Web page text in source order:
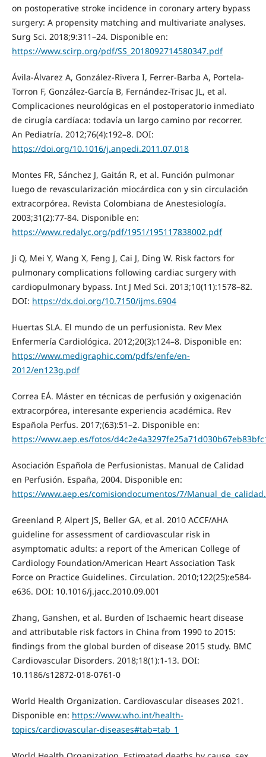
on postoperative stroke incidence in coronary artery bypass
surgery: A propensity matching and multivariate analyses.
Surg Sci. 2018;9:311–24. Disponible en:
https://www.scirp.org/pdf/SS_2018092714580347.pdf
Ávila-Álvarez A, González-Rivera I, Ferrer-Barba A, Portela-
Torron F, González-García B, Fernández-Trisac JL, et al.
Complicaciones neurológicas en el postoperatorio inmediato
de cirugía cardíaca: todavía un largo camino por recorrer.
An Pediatría. 2012;76(4):192–8. DOI:
https://doi.org/10.1016/j.anpedi.2011.07.018
Montes FR, Sánchez J, Gaitán R, et al. Función pulmonar
luego de revascularización miocárdica con y sin circulación
extracorpórea. Revista Colombiana de Anestesiología.
2003;31(2):77-84. Disponible en:
https://www.redalyc.org/pdf/1951/195117838002.pdf
Ji Q, Mei Y, Wang X, Feng J, Cai J, Ding W. Risk factors for
pulmonary complications following cardiac surgery with
cardiopulmonary bypass. Int J Med Sci. 2013;10(11):1578–82.
DOI: https://dx.doi.org/10.7150/ijms.6904
Huertas SLA. El mundo de un perfusionista. Rev Mex
Enfermería Cardiológica. 2012;20(3):124–8. Disponible en:
https://www.medigraphic.com/pdfs/enfe/en-
2012/en123g.pdf
Correa EÁ. Máster en técnicas de perfusión y oxigenación
extracorpórea, interesante experiencia académica. Rev
Española Perfus. 2017;(63):51–2. Disponible en:
https://www.aep.es/fotos/
Asociación Española de Perfusionistas. Manual de Calidad
en Perfusión. España, 2004. Disponible en:
https://www.aep.es/comisiondocumentos/7/
Greenland P, Alpert JS, Beller GA, et al. 2010 ACCF/AHA
guideline for assessment of cardiovascular risk in
asymptomatic adults: a report of the American College of
Cardiology Foundation/American Heart Association Task
Force on Practice Guidelines. Circulation. 2010;122(25):e584-
e636. DOI: 10.1016/j.jacc.2010.09.001
Zhang, Ganshen, et al. Burden of Ischaemic heart disease
and attributable risk factors in China from 1990 to 2015:
findings from the global burden of disease 2015 study. BMC
Cardiovascular Disorders. 2018;18(1):1-13. DOI:
10.1186/s12872-018-0761-0
World Health Organization. Cardiovascular diseases 2021.
Disponible en: https://www.who.int/health-
topics/cardiovascular-diseases#tab=tab_1